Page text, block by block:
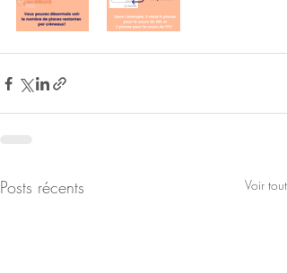
Posts récents Voir tout